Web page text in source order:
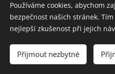
Vytvořeno službou
Používáme cookies, abychom
bezpečnost našich stránek.
nejlepší zkušenost při jejich
Přijmout nezbytné